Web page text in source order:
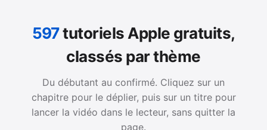
597tutoriels Apple gratuits,
classés par thème
Du débutant au confirmé. Cliquez sur un
chapitre pour le déplier, puis sur un titre pour
lancer la vidéo dans le lecteur, sans quitter la
page.